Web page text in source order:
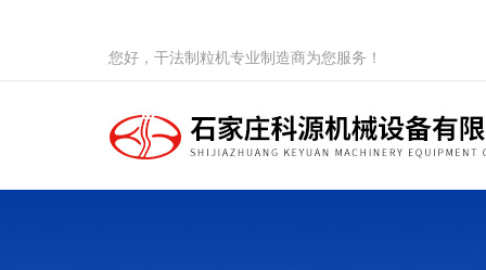
您好，干法制粒机专业制造商为您服务！